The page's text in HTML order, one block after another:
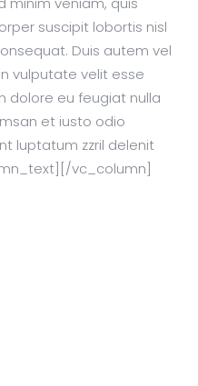
suscipit lobortis nisl
Duis autem vel
vulputate velit esse
dolore eu feugiat nulla
et iusto odio
luptatum zzril delenit
vc_column]